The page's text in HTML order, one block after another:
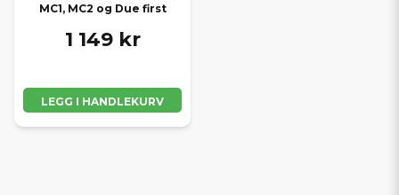
MC1, MC2 og Due first
1 149 kr
LEGG I HANDLEKURV